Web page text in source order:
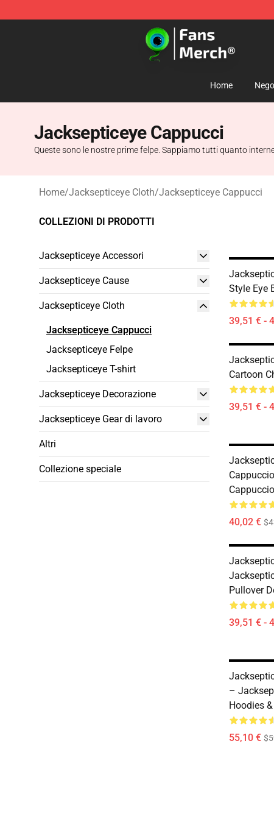
Jacksepticeye Store - Official Jacksepticeye
Home
Jacksepticeye Cappucci
Queste sono le nostre prime felpe. Sappiamo tutti quanto
Home/Jacksepticeye Cloth/Jacksepticeye Cappucci
COLLEZIONI DI PRODOTTI
Jacksepticeye Accessori
Jacksepticeye Cause
Jacksepticeye Cloth
Jacksepticeye Cappucci
Jacksepticeye Felpe
Jacksepticeye T-shirt
Jacksepticeye Decorazione
Jacksepticeye Gear di lavoro
Altri
Collezione speciale
Style Eye
39,51 € -
Cartoon
39,51 € -
Cappuccio
40,02 €
Pullover
39,51 € -
–
Hoodies
55,10 €